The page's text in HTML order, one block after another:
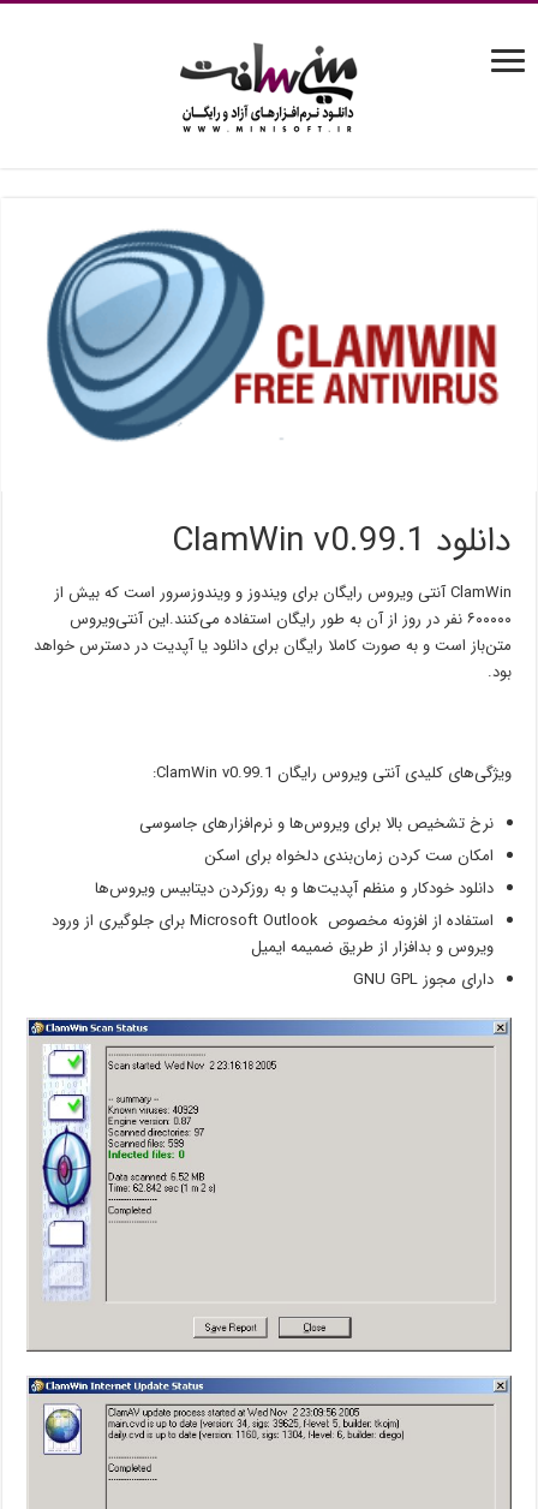
دانلود ClamWin v0.99.1
ClamWin آنتی ویروس رایگان برای ویندوز و ویندوزسرور است که بیش از
۶۰۰۰۰۰ نفر در روز از آن به طور رایگان استفاده می‌کنند.این آنتی‌ویروس
متن‌باز است و به صورت کاملا رایگان برای دانلود یا آپدیت در دسترس خواهد
بود.
ویژگی‌های کلیدی آنتی ویروس رایگان ClamWin v0.99.1:
نرخ تشخیص بالا برای ویروس‌ها و نرم‌افزارهای جاسوسی
امکان ست کردن زمان‌بندی دلخواه برای اسکن
دانلود خودکار و منظم آپدیت‌ها و به روزکردن دیتابیس ویروس‌ها
استفاده از افزونه مخصوص Microsoft Outlook برای جلوگیری از ورود
ویروس و بدافزار از طریق ضمیمه ایمیل
دارای مجوز GNU GPL